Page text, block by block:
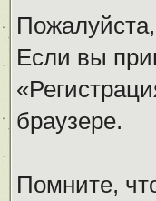
Если вы
браузере.
Помните,